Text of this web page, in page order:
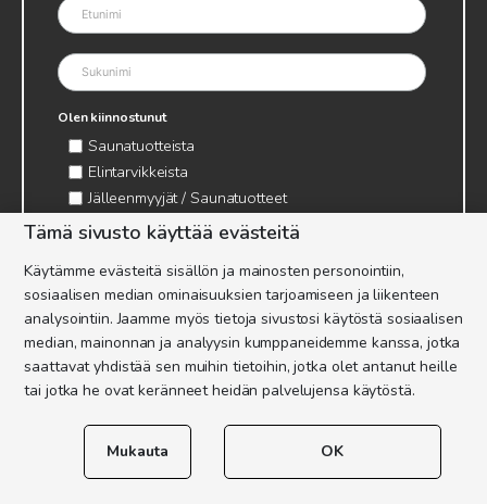
Olen kiinnostunut
Saunatuotteista
Elintarvikkeista
Jälleenmyyjät / Saunatuotteet
Jälleenmyyjät / Elintarvikkeet
Mehiläistarvikkeet
Ajankohtaista & tietopaketit tarhaajalle
Tämä sivusto käyttää evästeitä
Käytämme evästeitä sisällön ja mainosten personointiin,
sosiaalisen median ominaisuuksien tarjoamiseen ja liikenteen
analysointiin. Jaamme myös tietoja sivustosi käytöstä sosiaalisen
median, mainonnan ja analyysin kumppaneidemme kanssa, jotka
saattavat yhdistää sen muihin tietoihin, jotka olet antanut heille
tai jotka he ovat keränneet heidän palvelujensa käytöstä.
Mukauta OK